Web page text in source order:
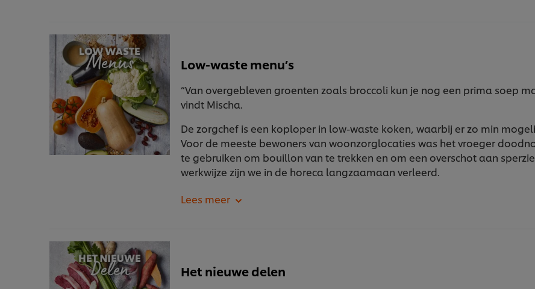
Low-waste menu’s
“Van overgebleven groenten zoals broccoli kun je nog een prima soep
vindt Mischa.
De zorgchef is een koploper in low-waste koken, waarbij er zo min
Voor de meeste bewoners van woonzorglocaties was het vroeger
te gebruiken om bouillon van te trekken en om een overschot aan
werkwijze zijn we in de horeca langzaamaan verleerd.
Het nieuwe delen